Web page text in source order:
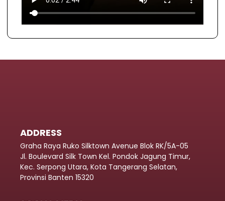
ADDRESS
Graha Raya Ruko Silktown Avenue Blok RK/5A-05
Jl. Boulevard Silk Town Kel. Pondok Jagung Timur,
Kec. Serpong Utara, Kota Tangerang Selatan,
Provinsi Banten 15320